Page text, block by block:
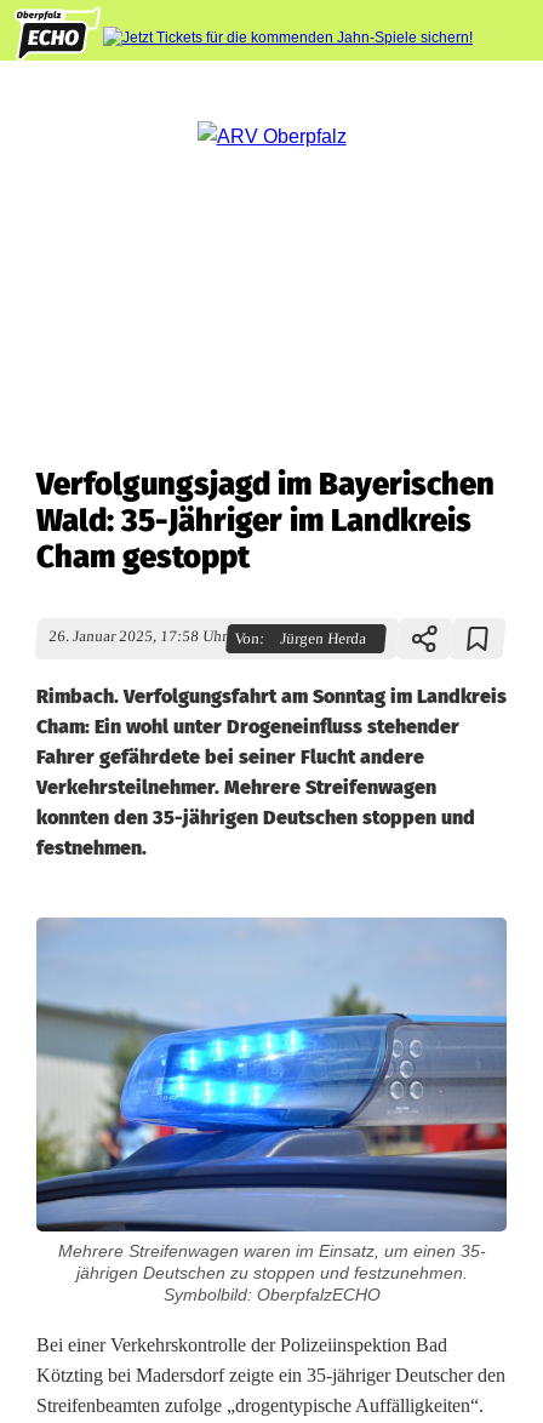
Verfolgungsjagd im Bayerischen
Wald: 35-Jähriger im Landkreis
Cham gestoppt
26. Januar 2025, 17:58 Uhr Von: Jürgen Herda
Rimbach. Verfolgungsfahrt am Sonntag im Landkreis
Cham: Ein wohl unter Drogeneinfluss stehender
Fahrer gefährdete bei seiner Flucht andere
Verkehrsteilnehmer. Mehrere Streifenwagen
konnten den 35-jährigen Deutschen stoppen und
festnehmen.
r
o
l
g
g
s
Mehrere Streifenwagen waren im Einsatz, um einen 35-
jährigen Deutschen zu stoppen und festzunehmen.
Symbolbild: OberpfalzECHO
Bei einer Verkehrskontrolle der Polizeiinspektion Bad
Kötzting bei Madersdorf zeigte ein 35-jähriger Deutscher den
Streifenbeamten zufolge „drogentypische Auffälligkeiten“.